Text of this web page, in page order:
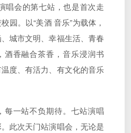
唱会的第七站，也是首次走
园。以“美酒 音乐”为载体，
城市文明、幸福生活、青春
酒香融合茶香，音乐浸润书
度、有活力、有文化的音乐
每一站不负期待。七站演唱
此次天门站演唱会，无论是